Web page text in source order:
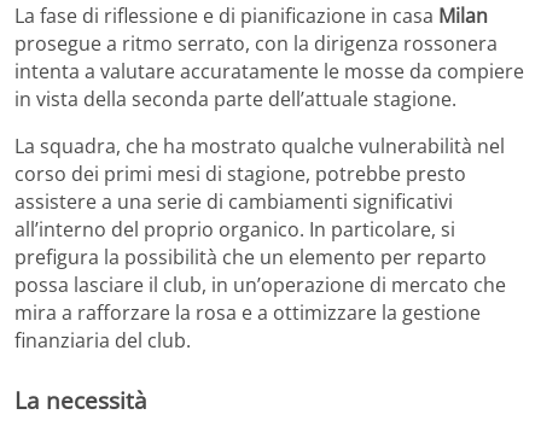
La fase di riflessione e di pianificazione in casa Milan
prosegue a ritmo serrato, con la dirigenza rossonera
intenta a valutare accuratamente le mosse da compiere
in vista della seconda parte dell’attuale stagione.
La squadra, che ha mostrato qualche vulnerabilità nel
corso dei primi mesi di stagione, potrebbe presto
assistere a una serie di cambiamenti significativi
all’interno del proprio organico. In particolare, si
prefigura la possibilità che un elemento per reparto
possa lasciare il club, in un’operazione di mercato che
mira a rafforzare la rosa e a ottimizzare la gestione
finanziaria del club.
La necessità